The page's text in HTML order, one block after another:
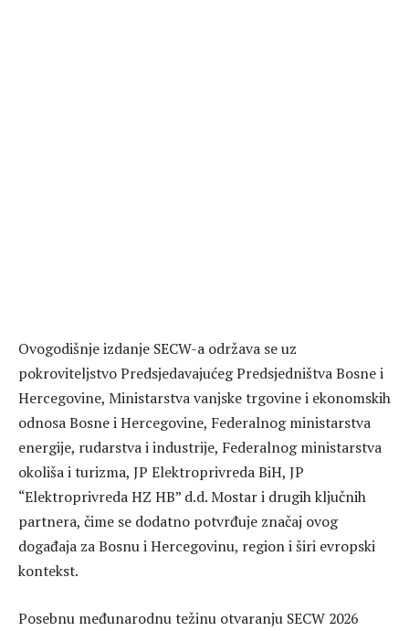
Ovogodišnje izdanje SECW-a održava se uz
pokroviteljstvo Predsjedavajućeg Predsjedništva Bosne i
Hercegovine, Ministarstva vanjske trgovine i ekonomskih
odnosa Bosne i Hercegovine, Federalnog ministarstva
energije, rudarstva i industrije, Federalnog ministarstva
okoliša i turizma, JP Elektroprivreda BiH, JP
“Elektroprivreda HZ HB” d.d. Mostar i drugih ključnih
partnera, čime se dodatno potvrđuje značaj ovog
događaja za Bosnu i Hercegovinu, region i širi evropski
kontekst.
Posebnu međunarodnu težinu otvaranju SECW 2026